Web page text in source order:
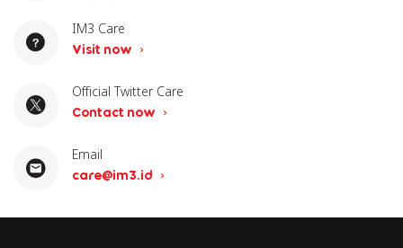
IM3 Care
Visit now
Official Twitter Care
Contact now
Email
care@im3.id